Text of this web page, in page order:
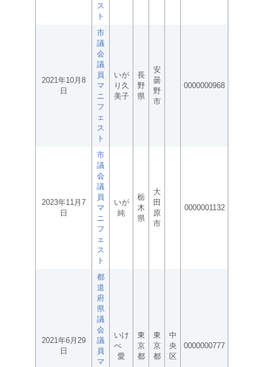
ス
ト
2021年10月8
日
市
議
会
議
員
マ
ニ
フ
ェ
ス
ト
いが
り久
美子
長
野
県
安
曇
野
市
0000000968
2023年11月7
日
市
議
会
議
員
マ
ニ
フ
ェ
ス
ト
いが
純
栃
木
県
大
田
原
市
0000001132
2021年6月29
日
都
道
府
県
議
会
議
員
マ
いけ
べ
愛
東
京
都
東
京
都
中
央
区
0000000777